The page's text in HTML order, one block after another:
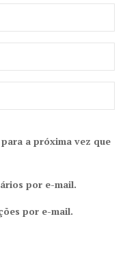
a próxima vez que
por e-mail.
por e-mail.